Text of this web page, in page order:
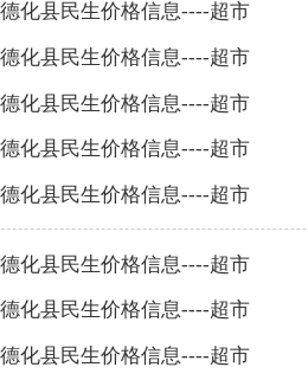
化县民生价格信息----超市
化县民生价格信息----超市
化县民生价格信息----超市
化县民生价格信息----超市
化县民生价格信息----超市
化县民生价格信息----超市
化县民生价格信息----超市
化县民生价格信息----超市